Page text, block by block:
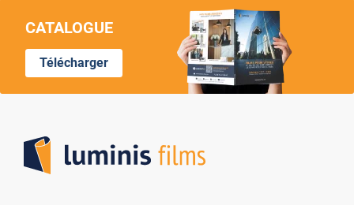
CATALOGUE
Télécharger